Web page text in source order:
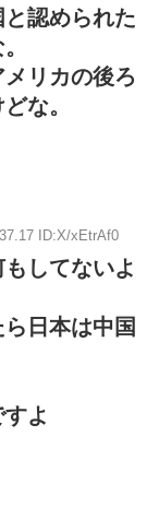
認められた
リカの後ろ
な。
ID:X/xEtrAf0
してないよ
日本は中国
よ